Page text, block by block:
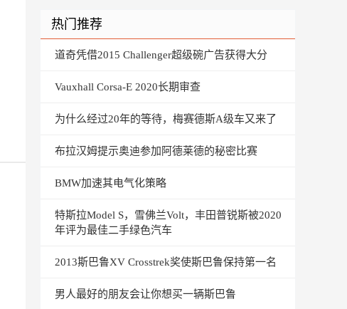
热门推荐
道奇凭借2015 Challenger超级碗广告获得大分
Vauxhall Corsa-E 2020长期审查
为什么经过20年的等待，梅赛德斯A级车又来了
布拉汉姆提示奥迪参加阿德莱德的秘密比赛
BMW加速其电气化策略
特斯拉Model S，雪佛兰Volt，丰田普锐斯被2020
年评为最佳二手绿色汽车
2013斯巴鲁XV Crosstrek奖使斯巴鲁保持第一名
男人最好的朋友会让你想买一辆斯巴鲁